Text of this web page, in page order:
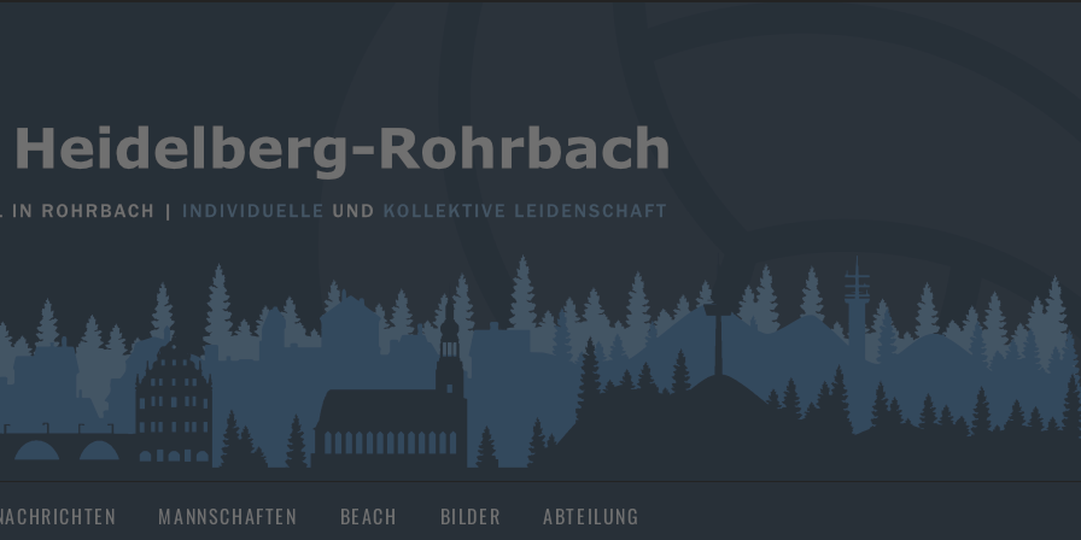
MANNSCHAFTEN BEACH BILDER ABTEILUNG